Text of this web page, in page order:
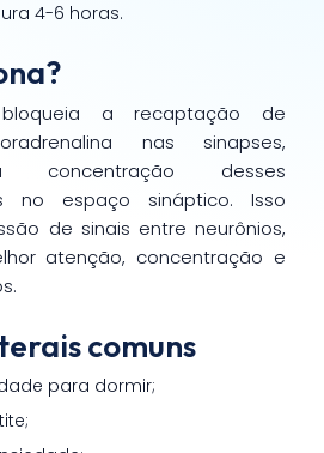
4-6 horas.
a recaptação de
nas sinapses,
concentração desses
no espaço sináptico. Isso
de sinais entre neurônios,
atenção, concentração e
comuns
para dormir;